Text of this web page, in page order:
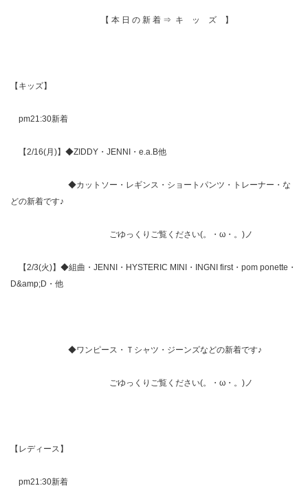
【 本 日 の 新 着 ⇒ キ ッ ズ 】
【キッズ】
pm21:30新着
【2/16(月)】◆ZIDDY・JENNI・e.a.B他
◆カットソー・レギンス・ショートパンツ・トレーナー・な
どの新着です♪
ごゆっくりご覧ください(。・ω・。)ノ
【2/3(火)】◆組曲・JENNI・HYSTERIC MINI・INGNI first・pom ponette・
D&amp;D・他
◆ワンピース・Ｔシャツ・ジーンズなどの新着です♪
ごゆっくりご覧ください(。・ω・。)ノ
【レディース】
pm21:30新着